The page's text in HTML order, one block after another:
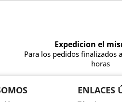
Expedicion el
Para los pedidos finalizados
horas
ENLACES